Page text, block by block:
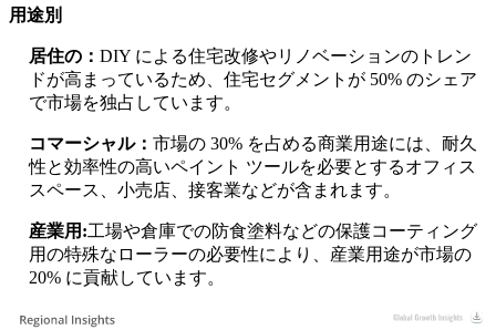
用途別
居住の： DIY による住宅改修やリノベーションのトレン
ドが高まっているため、住宅セグメントが 50% のシェア
で市場を独占しています。
コマーシャル： 市場の 30% を占める商業用途には、耐久
性と効率性の高いペイント ツールを必要とするオフィス
スペース、小売店、接客業などが含まれます。
産業用:工場や倉庫での防食塗料などの保護コーティング
用の特殊なローラーの必要性により、産業用途が市場の
20% に貢献しています。